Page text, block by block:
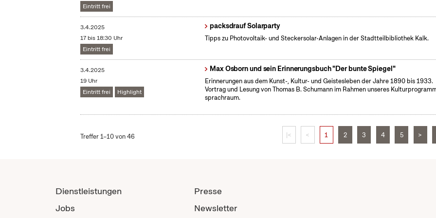
Eintritt frei
3.4.2025
17 bis 18:30 Uhr
Eintritt frei
packsdrauf Solarparty
Tipps zu Photovoltaik- und Steckersolar-Anlagen in der Stadtteilbibliothek Kalk.
3.4.2025
19 Uhr
Eintritt frei
Highlight
Max Osborn und sein Erinnerungsbuch "Der bunte Spiegel"
Erinnerungen aus dem Kunst-, Kultur- und Geistesleben der Jahre 1890 bis 1933.
Vortrag und Lesung von Thomas B. Schumann im Rahmen unseres
sprachraum.
Treffer 1–10 von 46 |< < 1 2 3 4 5 >
Dienstleistungen
Jobs
Presse
Newsletter